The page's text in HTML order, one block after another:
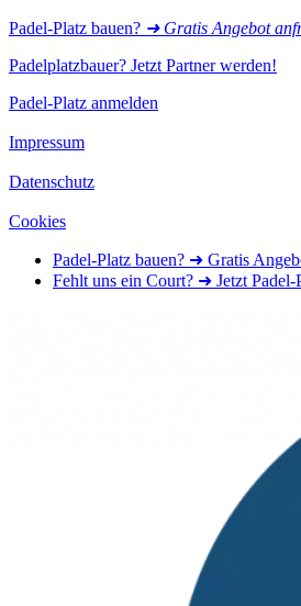
Padel-Platz bauen? ➜ Gratis Angebot
Padelplatzbauer? Jetzt Partner werden!
Padel-Platz anmelden
Impressum
Datenschutz
Cookies
Padel-Platz bauen? ➜ Gratis
Fehlt uns ein Court? ➜ Jetzt Padel-